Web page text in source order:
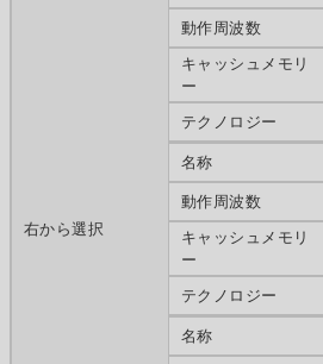
右から選択
動作周波数
キャッシュメモリ
ー
テクノロジー
名称
動作周波数
キャッシュメモリ
ー
テクノロジー
名称